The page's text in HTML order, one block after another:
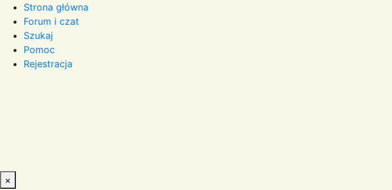
Strona główna
Forum i czat
Szukaj
Pomoc
Rejestracja
×